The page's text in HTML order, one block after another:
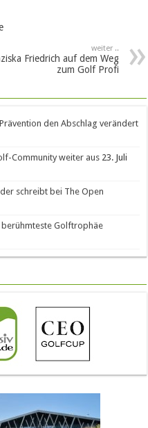
weiter ..
Friedrich auf dem Weg
zum Golf Profi
den Abschlag verändert
Community weiter aus 23. Juli
schreibt bei The Open
berühmteste Golftrophäe